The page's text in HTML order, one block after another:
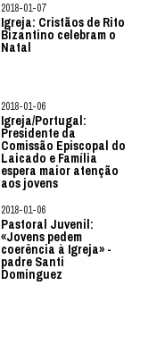
2018-01-07
Igreja: Cristãos de Rito
Bizantino celebram o
Natal
2018-01-06
Igreja/Portugal:
Presidente da
Comissão Episcopal do
Laicado e Família
espera maior atenção
aos jovens
2018-01-06
Pastoral Juvenil:
«Jovens pedem
coerência à Igreja» -
padre Santi
Dominguez